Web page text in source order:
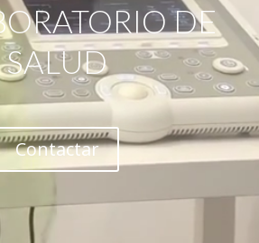
DE
SALUD
Contactar